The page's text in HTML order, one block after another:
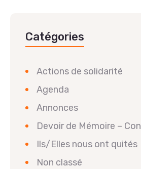
Catégories
Actions de solidarité
Agenda
Annonces
Devoir de Mémoire –
Ils/Elles nous ont quités
Non classé